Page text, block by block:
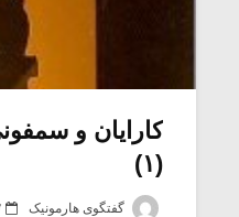
کارایان و
(۱)
گفتگوی هارمونیک ۷